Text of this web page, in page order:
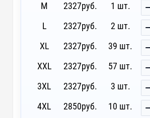
M
2327руб.
1 шт.
L
2327руб.
2 шт.
XL
2327руб.
39 шт.
XXL
2327руб.
57 шт.
3XL
2327руб.
3 шт.
4XL
2850руб. 10 шт.